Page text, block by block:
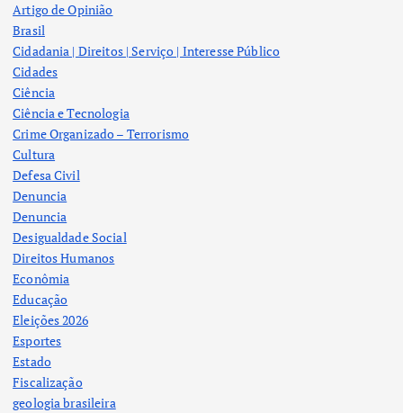
Artigo de Opinião
Brasil
Cidadania | Direitos | Serviço | Interesse Público
Cidades
Ciência
Ciência e Tecnologia
Crime Organizado – Terrorismo
Cultura
Defesa Civil
Denuncia
Denuncia
Desigualdade Social
Direitos Humanos
Econômia
Educação
Eleições 2026
Esportes
Estado
Fiscalização
geologia brasileira